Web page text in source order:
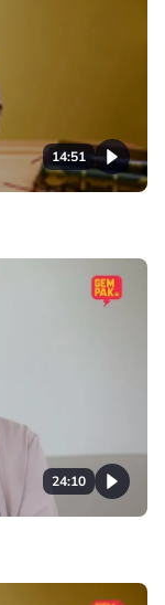
14:51
24:10